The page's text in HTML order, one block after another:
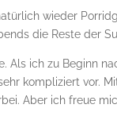
wieder
die Reste der
Als ich zu Beginn
kompliziert vor.
Aber ich freue